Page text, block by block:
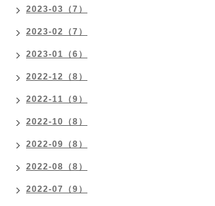
2023-03（7）
2023-02（7）
2023-01（6）
2022-12（8）
2022-11（9）
2022-10（8）
2022-09（8）
2022-08（8）
2022-07（9）